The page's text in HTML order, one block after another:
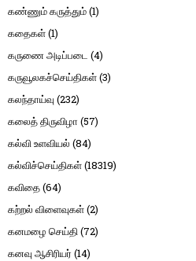
கண்ணும் கருத்தும்(1)
கதைகள்(1)
கருணை அடிப்படை (4)
கருவூலகச்செய்திகள்(3)
கலந்தாய்வு (232)
கலைத் திருவிழா (57)
கல்வி உளவியல் (84)
கல்விச்செய்திகள்(18319)
கவிதை(64)
கற்றல் விளைவுகள்(2)
கனமழை செய்தி(72)
கனவு ஆசிரியர் (14)